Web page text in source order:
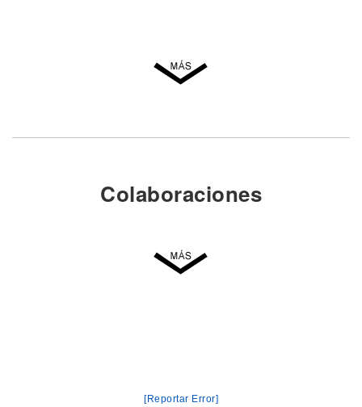
Colaboraciones
[Reportar Error]